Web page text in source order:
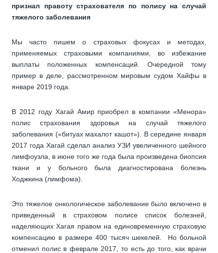
признал правоту страхователя по полису на случай
тяжелого заболевания
Мы часто пишем о страховых фокусах и методах,
применяемых страховыми компаниями, во избежание
выплаты положенных компенсаций. Очередной тому
пример в деле, рассмотренном мировым судом Хайфы в
январе 2019 года.
В 2012 году Хагай Амир приобрел в компании «Менора»
полис страхования здоровья на случай тяжелого
заболевания («битуах махалот кашот»). В середине января
2017 года Хагай сделал анализ УЗИ увеличенного шейного
лимфоузла, в июне того же года была произведена биопсия
ткани и у больного была диагностирована болезнь
Ходжкина (лимфома).
Это тяжелое онкологическое заболевание было включено в
приведенный в страховом полисе список болезней,
наделяющих Хагая правом на единовременную страховую
компенсацию в размере 400 тысяч шекелей. Но больной
отменил полис в феврале 2017, то есть до того, как врачи